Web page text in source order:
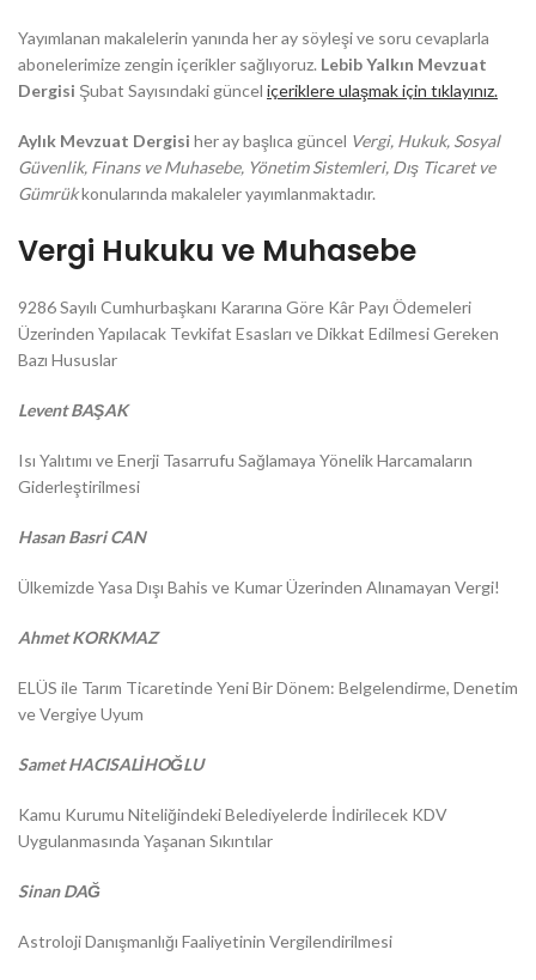
Yayımlanan makalelerin yanında her ay söyleşi ve soru cevaplarla
abonelerimize zengin içerikler sağlıyoruz. Lebib Yalkın Mevzuat
Dergisi Şubat Sayısındaki güncel içeriklere ulaşmak için tıklayınız.
Aylık Mevzuat Dergisi her ay başlıca güncel Vergi, Hukuk, Sosyal
Güvenlik, Finans ve Muhasebe, Yönetim Sistemleri, Dış Ticaret ve
Gümrükkonularında makaleler yayımlanmaktadır.
Vergi Hukuku ve Muhasebe
9286 Sayılı Cumhurbaşkanı Kararına Göre Kâr Payı Ödemeleri
Üzerinden Yapılacak Tevkifat Esasları ve Dikkat Edilmesi Gereken
Bazı Hususlar
Levent BAŞAK
Isı Yalıtımı ve Enerji Tasarrufu Sağlamaya Yönelik Harcamaların
Giderleştirilmesi
Hasan Basri CAN
Ülkemizde Yasa Dışı Bahis ve Kumar Üzerinden Alınamayan Vergi!
Ahmet KORKMAZ
ELÜS ile Tarım Ticaretinde Yeni Bir Dönem: Belgelendirme, Denetim
ve Vergiye Uyum
Samet HACISALİHOĞLU
Kamu Kurumu Niteliğindeki Belediyelerde İndirilecek KDV
Uygulanmasında Yaşanan Sıkıntılar
Sinan DAĞ
Astroloji Danışmanlığı Faaliyetinin Vergilendirilmesi